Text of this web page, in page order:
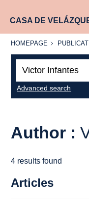
CASA DE
HOMEPAGE
HOMEPAGE
Advanced search
Author :
4 results found
Articles